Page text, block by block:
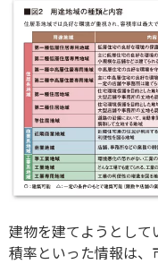
建物を建てようとし
積率といった情報は、